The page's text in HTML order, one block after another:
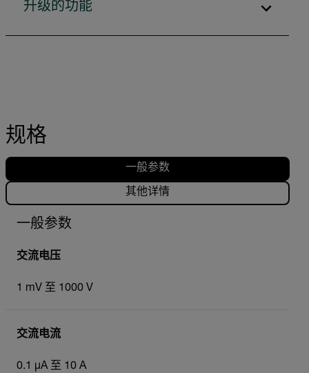
升级的功能
规格
一般参数
其他详情
一般参数
交流电压
1 mV 至 1000 V
交流电流
0.1 µA 至 10 A